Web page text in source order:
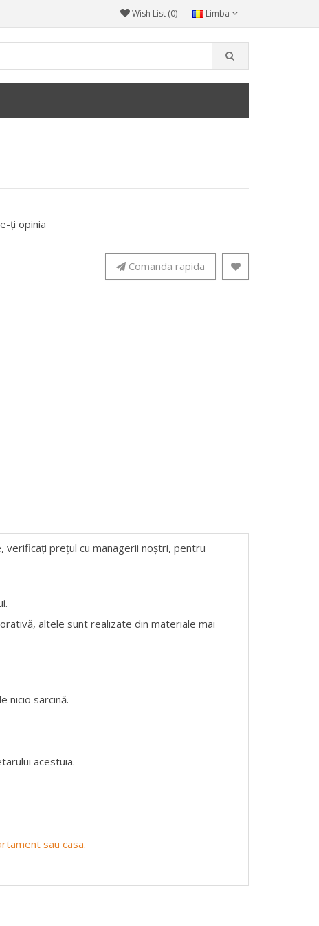
Limba
Wish List (0)
ţi opinia
Comanda rapida
verificați prețul cu managerii noștri, pentru
altele sunt realizate din materiale mai
nicio sarcină.
acestuia.
sau casa.